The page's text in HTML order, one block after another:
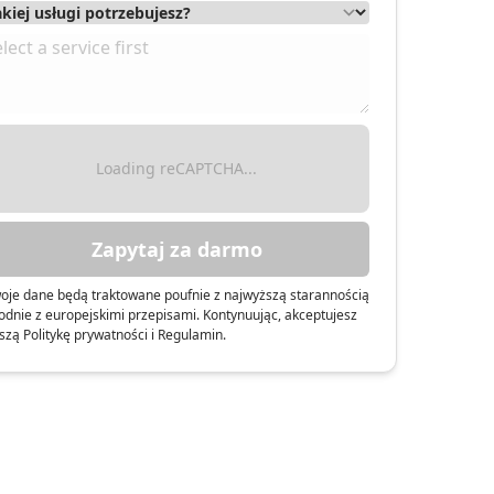
Loading reCAPTCHA...
Zapytaj za darmo
dane będą traktowane poufnie z najwyższą starannością
z europejskimi przepisami. Kontynuując, akceptujesz
Politykę prywatności i Regulamin.